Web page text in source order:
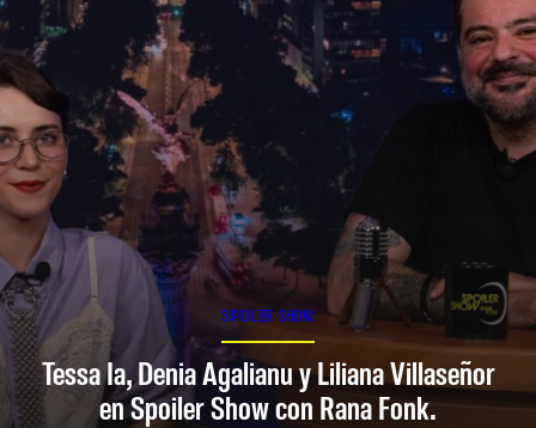
SPOILER SHOW
Tessa Ia, Denia Agalianu y Liliana Villaseñor
en Spoiler Show con Rana Fonk.